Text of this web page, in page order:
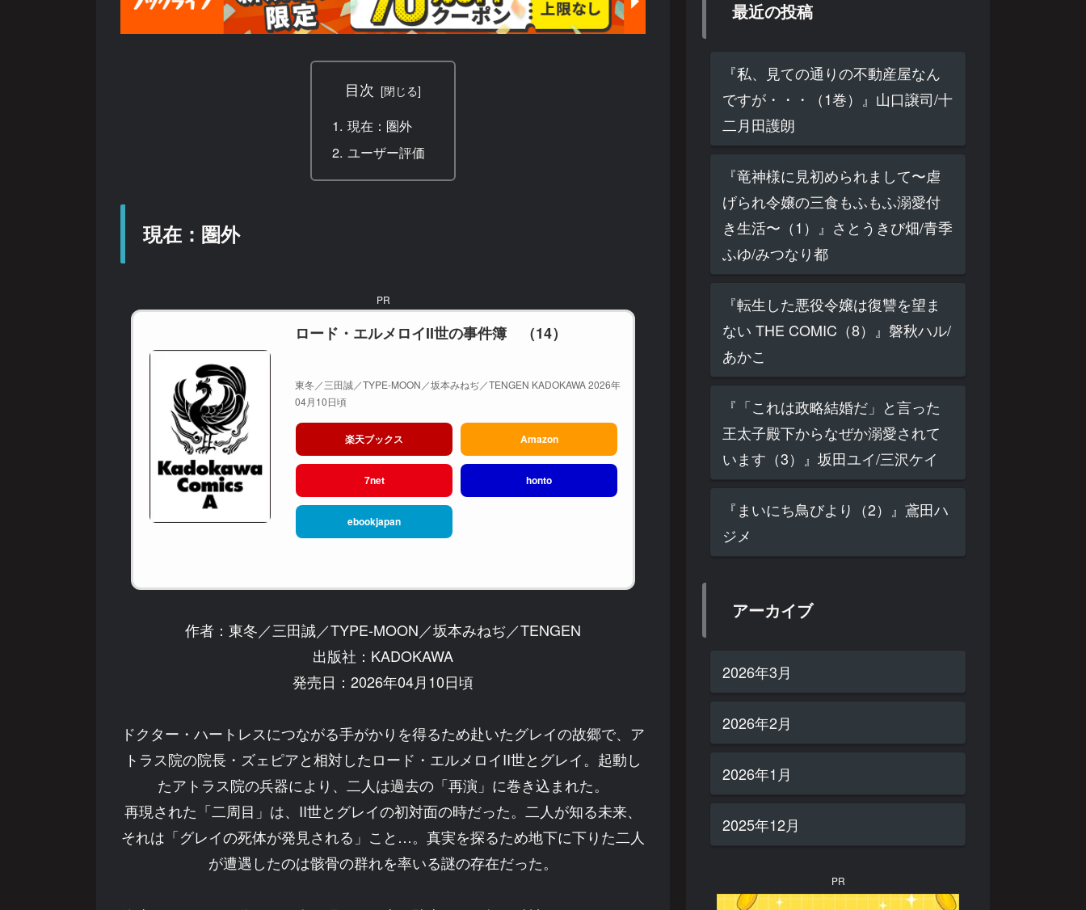
目次
現在：圏外
ユーザー評価
現在：圏外
PR
ロード・エルメロイII世の事件簿 （14）
東冬／三田誠／TYPE-MOON／坂本みねぢ／TENGEN KADOKAWA 2026年
04月10日頃
楽天ブックス Amazon
7net honto
ebookjapan
作者：東冬／三田誠／TYPE-MOON／坂本みねぢ／TENGEN
出版社：KADOKAWA
発売日：2026年04月10日頃
ドクター・ハートレスにつながる手がかりを得るため赴いたグレイの故郷で、ア
トラス院の院長・ズェピアと相対したロード・エルメロイII世とグレイ。起動し
たアトラス院の兵器により、二人は過去の「再演」に巻き込まれた。
再現された「二周目」は、II世とグレイの初対面の時だった。二人が知る未来、
それは「グレイの死体が発見される」こと…。真実を探るため地下に下りた二人
が遭遇したのは骸骨の群れを率いる謎の存在だった。
最近の投稿
『私、見ての通りの不動産屋なん
ですが・・・（1巻）』山口譲司/十
二月田護朗
『竜神様に見初められまして〜虐
げられ令嬢の三食もふもふ溺愛付
き生活〜（1）』さとうきび畑/青季
ふゆ/みつなり都
『転生した悪役令嬢は復讐を望ま
ない THE COMIC（8）』磐秋ハル/
あかこ
『「これは政略結婚だ」と言った
王太子殿下からなぜか溺愛されて
います（3）』坂田ユイ/三沢ケイ
『まいにち鳥びより（2）』鳶田ハ
ジメ
アーカイブ
2026年3月
2026年2月
2026年1月
2025年12月
PR